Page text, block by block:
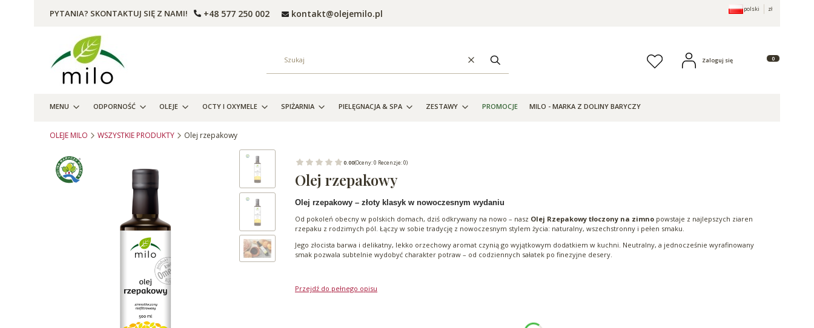
PYTANIA? SKONTAKTUJ SIĘ Z NAMI! +48 577 250 002 kontakt@olejemilo.pl polski zł
WyczyśćSzukaj Ulubione Zaloguj się Produkty w
MENU ODPORNOŚĆ OLEJE OCTY I OXYMELE SPIŻARNIA PIELĘGNACJA & SPA ZESTAWY PROMOCJE MILO - MARKA Z DOLINY BARYCZY
OLEJE MILO WSZYSTKIE PRODUKTY Olej rzepakowy
0.00(Oceny: 0 Recenzje: 0)
Olej rzepakowy
Olej rzepakowy – złoty klasyk w nowoczesnym wydaniu
Od pokoleń obecny w polskich domach, dziś odkrywany na nowo – nasz Olej Rzepakowy tłoczony na zimno powstaje z najlepszych ziaren
rzepaku z rodzimych pól. Łączy w sobie tradycję z nowoczesnym stylem życia: naturalny, wszechstronny i pełen smaku.
Jego złocista barwa i delikatny, lekko orzechowy aromat czynią go wyjątkowym dodatkiem w kuchni. Neutralny, a jednocześnie wyrafinowany
smak pozwala subtelnie wydobyć charakter potraw – od codziennych sałatek po finezyjne desery.
Przejdź do pełnego opisu